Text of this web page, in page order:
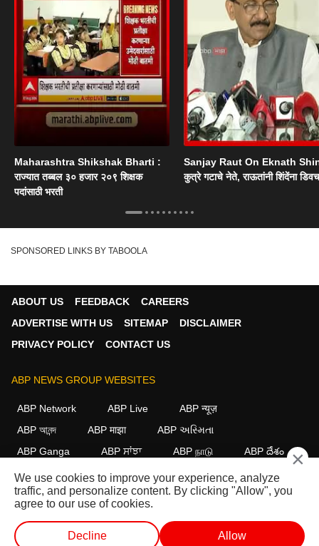
Maharashtra Shikshak Bharti :
राज्यात तब्बल ३० हजार २०९ शिक्षक
पदांसाठी भरती
Sanjay Raut On Eknath
कुत्रे गटाचे नेते, राऊतांनी शिंदेंना
SPONSORED LINKS BY TABOOLA
ABOUT US FEEDBACK
CAREERS
ADVERTISE WITH US
SITEMAP
DISCLAIMER
PRIVACY POLICY
CONTACT US
ABP NEWS GROUP WEBSITES
ABP Network ABP Live
ABP न्यूज़
ABP আনন্দ
ABP माझा
ABP અસ્મિતા
ABP Ganga
ABP ਸਾਂਝਾ ABP நாடு ABP దేశం
FOLLOW US
This website follows the DNPA Code of Ethics. Copyright@2026.
×
We use cookies to improve your experience, analyze
traffic, and personalize content. By clicking "Allow", you
agree to our use of cookies.
Decline Allow